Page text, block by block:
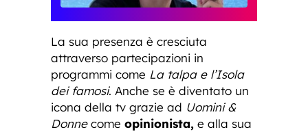
La sua presenza è cresciuta
attraverso partecipazioni in
programmi come La talpa e l’Isola
dei famosi. Anche se è diventato un
icona della tv grazie ad Uomini &
Donnecome opinionista, e alla sua